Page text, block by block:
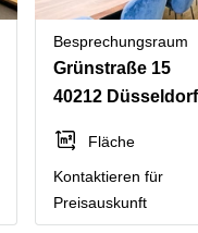
Besprechungsraum
Grünstraße 15
40212
Fläche
Kontaktieren für
Preisauskunft